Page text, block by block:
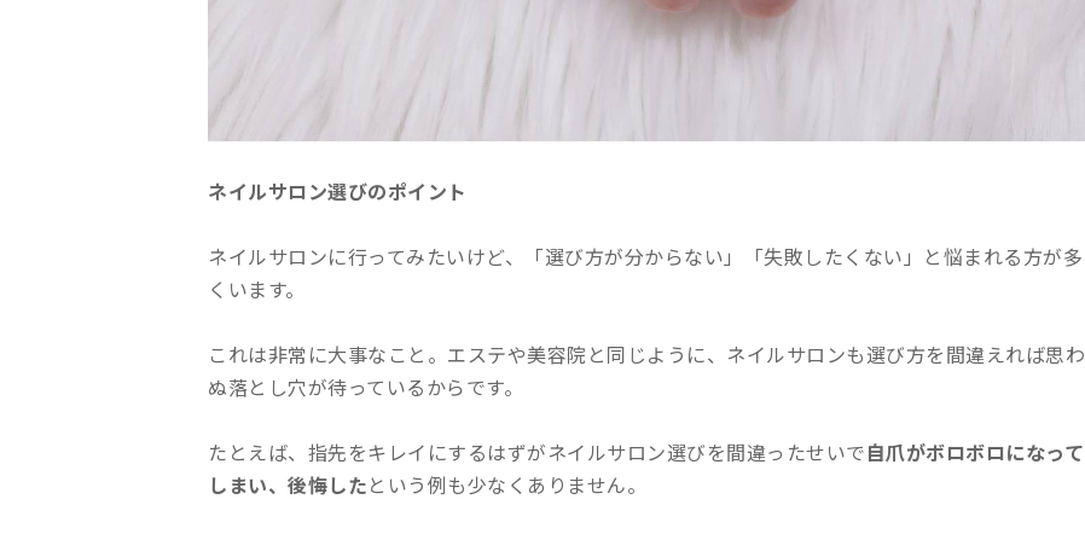
ネイルサロン選びのポイント
ネイルサロンに行ってみたいけど、「選び方が分からない」「失敗したくない」と悩まれる方が多
くいます。
これは非常に大事なこと。エステや美容院と同じように、ネイルサロンも選び方を間違えれば思わ
ぬ落とし穴が待っているからです。
たとえば、指先をキレイにするはずがネイルサロン選びを間違ったせいで自爪がボロボロになって
しまい、後悔したという例も少なくありません。